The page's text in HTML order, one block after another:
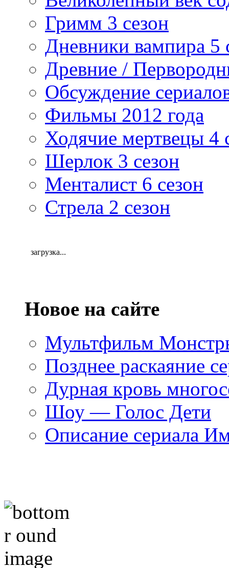
Гримм 3 сезон
Дневники вампира 5
Древние /
Обсуждение
Фильмы 2012 года
Ходячие мертвецы 4
Шерлок 3 сезон
Менталист 6 сезон
Стрела 2 сезон
загрузка...
Новое на сайте
Мультфильм
Позднее раскаяние
Дурная кровь
Шоу — Голос Дети
Описание сериала